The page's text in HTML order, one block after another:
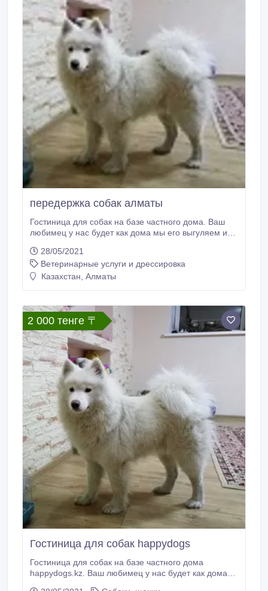
передержка собак алматы
Гостиница для собак на базе частного дома. Ваш
любимец у нас будет как дома мы его выгуляем и
и в доме вместе с нами. Учтем все Ваши пожелания
касательно питания вашего любимца. По Вашему
желанию возможна социализация и дрессировка.
28/05/2021
Ветеринарные услуги и дрессировка
Казахстан, Алматы
2 000 тенге 〒
Гостиница для собак happydogs
Гостиница для собак на базе частного дома
happydogs.kz. Ваш любимец у нас будет как дома